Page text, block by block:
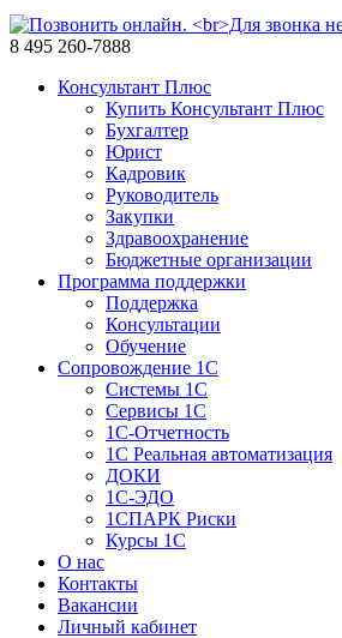
8 495 260-7888
Консультант Плюс
Купить Консультант Плюс
Бухгалтер
Юрист
Кадровик
Руководитель
Закупки
Здравоохранение
Бюджетные организации
Программа поддержки
Поддержка
Консультации
Обучение
Сопровождение 1С
Системы 1С
Сервисы 1С
1C-Отчетность
1С Реальная автоматизация
ДОКИ
1C-ЭДО
1СПАРК Риски
Курсы 1С
О нас
Контакты
Вакансии
Личный кабинет